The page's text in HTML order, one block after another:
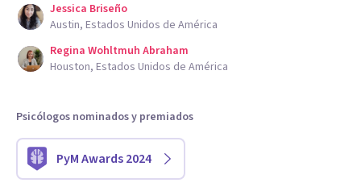
Jessica Briseño
Austin, Estados Unidos de América
Regina Wohltmuh Abraham
Houston, Estados Unidos de América
Psicólogos nominados y premiados
PyM Awards 2024